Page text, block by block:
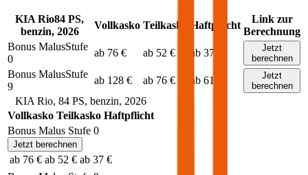
KIA Rio84 PS,
benzin, 2026
Vollkasko Teilkasko Haftpflicht
Link zur
Berechnung
Bonus MalusStufe
0
ab 76 € ab 52 € ab 37 €
Jetzt
berechnen
Bonus MalusStufe
9
ab 128 € ab 76 € ab 61 €
Jetzt
berechnen
KIA Rio, 84 PS, benzin, 2026
Vollkasko Teilkasko Haftpflicht
Bonus Malus Stufe 0
Jetzt berechnen
ab 76 € ab 52 € ab 37 €